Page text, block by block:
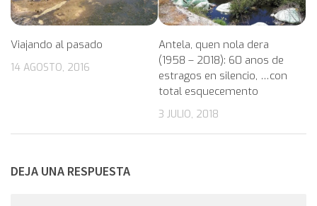
Viajando al pasado
14 AGOSTO, 2016
Antela, quen nola dera
(1958 – 2018): 60 anos de
estragos en silencio, …con
total esquecemento
3 JULIO, 2018
DEJA UNA RESPUESTA